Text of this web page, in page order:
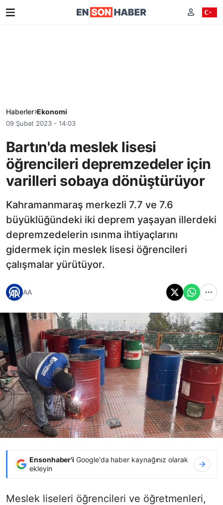
Haberler Ekonomi
09 Şubat 2023 - 14:03
Bartın'da meslek lisesi
öğrencileri depremzedeler için
varilleri sobaya dönüştürüyor
Kahramanmaraş merkezli 7.7 ve 7.6
büyüklüğündeki iki deprem yaşayan illerdeki
depremzedelerin ısınma ihtiyaçlarını
gidermek için meslek lisesi öğrencileri
çalışmalar yürütüyor.
AA
Ensonhaber'i Google'da haber kaynağınız olarak
ekleyin
Meslek liseleri öğrencileri ve öğretmenleri,